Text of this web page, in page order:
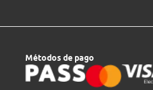
Métodos de pago